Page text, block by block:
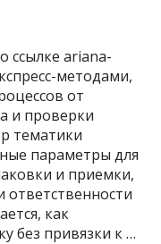
ссылке ariana-
методами,
от
и проверки
тематики
параметры для
и приемки,
ответственности
как
без привязки к …